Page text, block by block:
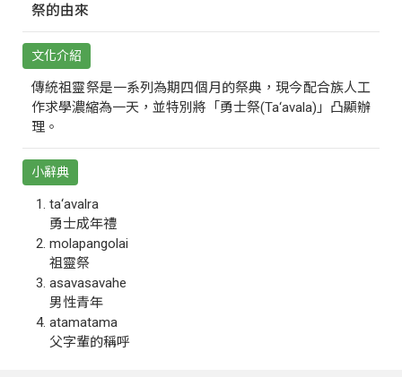
祭的由來
文化介紹
傳統祖靈祭是一系列為期四個月的祭典，現今配合族人工
作求學濃縮為一天，並特別將「勇士祭(Ta‘avala)」凸顯辦
理。
小辭典
ta‘avalra
勇士成年禮
molapangolai
祖靈祭
asavasavahe
男性青年
atamatama
父字輩的稱呼